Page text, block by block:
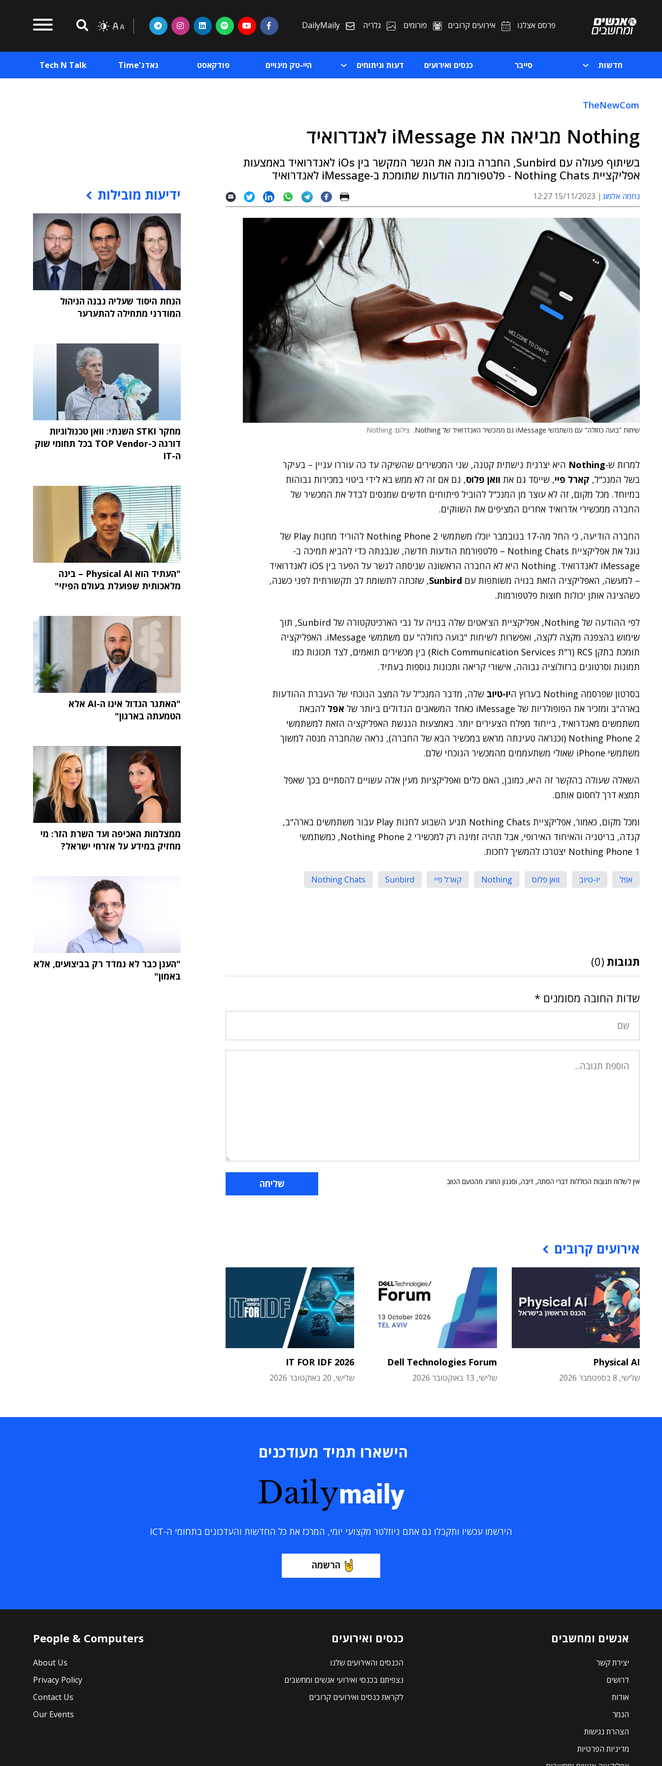
פרסם אצלנו אירועים קרובים פורומים גלריה DailyMaily
חדשות סייבר כנסים ואירועים דעות וניתוחים היי-טק מינויים פודקאסט גאדג'Time Tech N Talk
TheNewCom
Nothing מביאה את iMessage לאנדרואיד
בשיתוף פעולה עם Sunbird, החברה בונה את הגשר המקשר בין iOs לאנדרואיד באמצעות
אפליקציית Nothing Chats - פלטפורמת הודעות שתומכת ב-iMessage לאנדרואיד
נחמה אלמוג 15/11/2023 12:27
שיחות "בועה כחולה" עם משתמשי iMessage גם ממכשיר האנדרואיד של Nothing. צילום: Nothing
למרות ש-Nothing היא יצרנית נישתית קטנה, שני המכשירים שהשיקה עד כה עוררו עניין – בעיקר
בשל המנכ"ל, קארל פיי, שייסד גם את וואן פלוס, גם אם זה לא ממש בא לידי ביטוי במכירות גבוהות
במיוחד. מכל מקום, זה לא עוצר מן המנכ"ל להוביל פיתוחים חדשים שמנסים לבדל את המכשיר של
החברה ממכשירי אדרואיד אחרים המציפים את השווקים.
החברה הודיעה, כי החל מה-17 בנובמבר יוכלו משתמשי Nothing Phone 2 להוריד מחנות Play של
גוגל את אפליקציית Nothing Chats – פלטפורמת הודעות חדשה, שנבנתה כדי להביא תמיכה ב-
iMessage לאנדרואיד. Nothing היא לא החברה הראשונה שניסתה לגשר על הפער בין iOS לאנדרואיד
– למעשה, האפליקציה הזאת בנויה משותפות עם Sunbird, שזכתה לתשומת לב תקשורתית לפני כשנה,
כשהציגה אותן יכולות חוצות פלטפורמות.
לפי ההודעה של Nothing, אפליקציית הצ'אטים שלה בנויה על גבי הארכיטקטורה של Sunbird, תוך
שימוש בהצפנה מקצה לקצה, ואפשרות לשיחות "בועה כחולה" עם משתמשי iMessage. האפליקציה
תומכת בתקן RCS (ר"ת Rich Communication Services) בין מכשירים תואמים, לצד תכונות כמו
תמונות וסרטונים ברזולוציה גבוהה, אישורי קריאה ותכונות נוספות בעתיד.
בסרטון שפרסמה Nothing בערוץ ה יו-טיוב שלה, מדבר המנכ"ל על המצב הנוכחי של העברת ההודעות
בארה"ב ומזכיר את הפופולריות של iMessage כאחד המשאבים הגדולים ביותר של
אפל להבאת
משתמשים מאנדרואיד, בייחוד מפלח הצעירים יותר. באמצעות הנגשת האפליקציה הזאת למשתמשי
Nothing Phone 2 (וכנראה טעינתה מראש במכשיר הבא של החברה), נראה שהחברה מנסה למשוך
משתמשי iPhone שאולי משתעממים מהמכשיר הנוכחי שלם.
השאלה שעולה בהקשר זה היא, כמובן, האם כלים ואפליקציות מעין אלה עשויים להסתיים בכך שאפל
תמצא דרך לחסום אותם.
ומכל מקום, כאמור, אפליקציית Nothing Chats תגיע השבוע לחנות Play עבור משתמשים בארה"ב,
קנדה, בריטניה והאיחוד האירופי, אבל תהיה זמינה רק למכשירי Nothing Phone 2, כמשתמשי
Nothing Phone 1 יצטרכו להמשיך לחכות.
אפל יו-טיוב וואן פלוס Nothing קארל פיי Sunbird
Nothing Chats
תגובות (0)
שדות החובה מסומנים *
אין לשלוח תגובות הכוללות דברי הסתה, דיבה, וסגנון החורג מהטעם הטוב
אירועים קרובים
Physical AI
שלישי, 8 בספטמבר 2026
Dell Technologies Forum
שלישי, 13 באוקטובר 2026
IT FOR IDF 2026
שלישי, 20 באוקטובר 2026
ידיעות מובילות
הנחת היסוד שעליה נבנה הניהול
המודרני מתחילה להתערער
מחקר STKI השנתי: וואן טכנולוגיות
דורגה כ-TOP Vendor בכל תחומי שוק
ה-IT
"העתיד הוא Physical AI – בינה
מלאכותית שפועלת בעולם הפיזי"
"האתגר הגדול אינו ה-AI אלא
הטמעתה בארגון"
ממצלמות האכיפה ועד השרת הזר: מי
מחזיק במידע על אזרחי ישראל?
"הענן כבר לא נמדד רק בביצועים, אלא
באמון"
הישארו תמיד מעודכנים
Dailymaily
הירשמו עכשיו ותקבלו גם אתם ניוזלטר מקצועי יומי, המרכז את כל החדשות והעדכונים בתחומי ה-ICT
הרשמה
אנשים ומחשבים
יצירת קשר
דרושים
אודות
הנמר
הצהרת נגישות
מדיניות הפרטיות
כנסים ואירועים
הכנסים והאירועים שלנו
נצפיתם בכנסי ואירועי אנשים ומחשבים
לקראת כנסים ואירועים קרובים
People & Computers
About Us
Privacy Policy
Contact Us
Our Events